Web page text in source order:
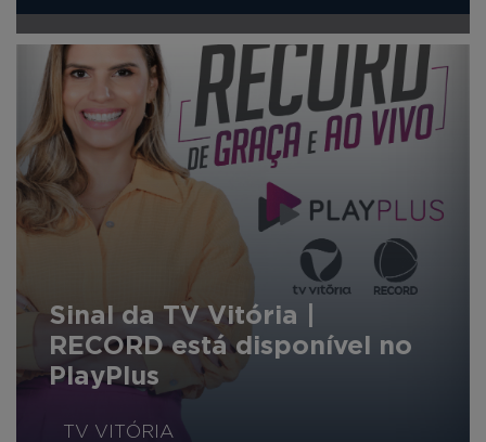
Sinal da TV Vitória |
RECORD está disponível no
PlayPlus
TV VITÓRIA